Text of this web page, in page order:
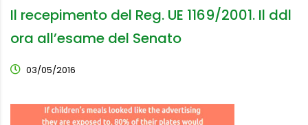
Il recepimento del Reg. UE 1169/2001. Il ddl
ora all’esame del Senato
03/05/2016